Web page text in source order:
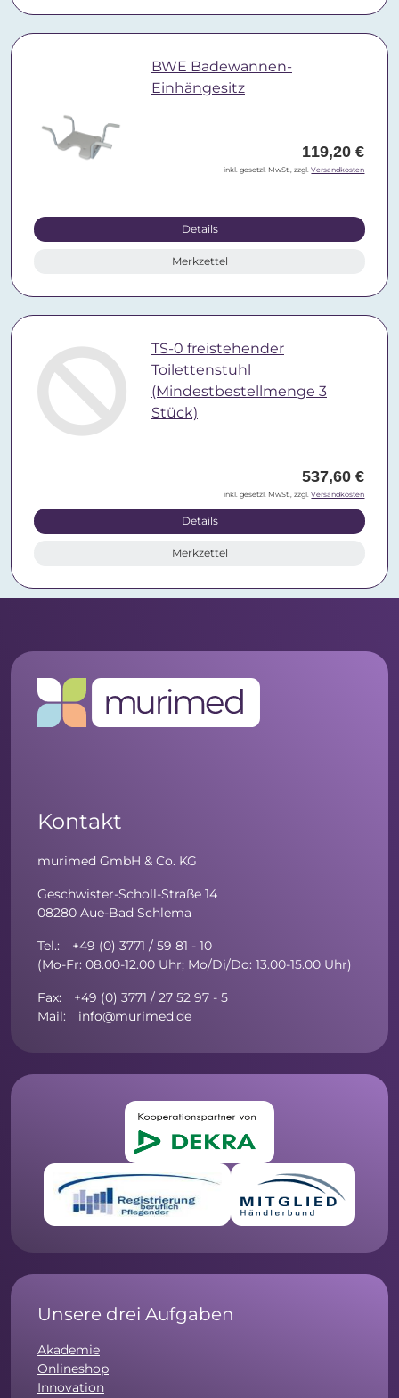
BWE Badewannen-
Einhängesitz
119,20 €
inkl. gesetzl. MwSt., zzgl.Versandkosten
Details
Merkzettel
TS-0 freistehender
Toilettenstuhl
(Mindestbestellmenge 3
Stück)
537,60 €
inkl. gesetzl. MwSt., zzgl.Versandkosten
Details
Merkzettel
Kontakt
murimed GmbH & Co. KG
Geschwister-Scholl-Straße 14
08280 Aue-Bad Schlema
Tel.: +49 (0) 3771 / 59 81 - 10
(Mo-Fr: 08.00-12.00 Uhr; Mo/Di/Do: 13.00-15.00 Uhr)
Fax: +49 (0) 3771 / 27 52 97 - 5
Mail: info@murimed.de
Unsere drei Aufgaben
Akademie
Onlineshop
Innovation